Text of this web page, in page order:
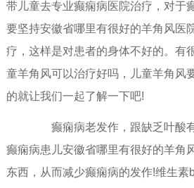
带儿童去专业癫痫病医院治疗，对于
要坚持安徽省哪里有很好的羊角风医
疗，这样是对患者的身体不好的。有
童羊角风可以治疗好吗，儿童羊角风
的就让我们一起了解一下吧!
癫痫病老发作，跟缺乏叶酸
癫痫病患儿安徽省哪里有很好的羊角
东西，从而减少癫痫病的发作!维生素